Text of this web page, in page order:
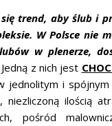
trend, aby ślub i
W Polsce nie
w plenerze,
Jedną z nich jest
jednolitym i
ilością
pośród